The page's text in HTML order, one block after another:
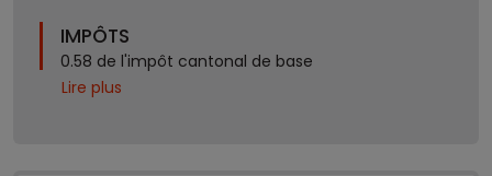
IMPÔTS
0.58 de l'impôt cantonal de base
Lire plus